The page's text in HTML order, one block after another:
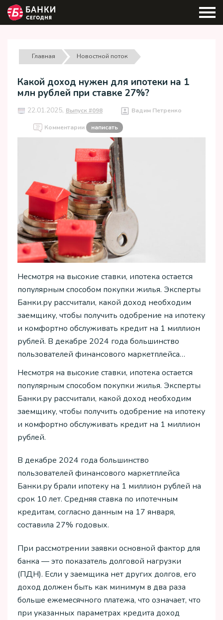
Главная Новостной поток
Какой доход нужен для ипотеки на 1
млн рублей при ставке 27%?
22.01.2025, Выпуск #098 Вадим Петренко
Комментарии написать
Несмотря на высокие ставки, ипотека остается
популярным способом покупки жилья. Эксперты
Банки.ру рассчитали, какой доход необходим
заемщику, чтобы получить одобрение на ипотеку
и комфортно обслуживать кредит на 1 миллион
рублей. В декабре 2024 года большинство
пользователей финансового маркетплейса…
Несмотря на высокие ставки, ипотека остается
популярным способом покупки жилья. Эксперты
Банки.ру рассчитали, какой доход необходим
заемщику, чтобы получить одобрение на ипотеку
и комфортно обслуживать кредит на 1 миллион
рублей.
В декабре 2024 года большинство
пользователей финансового маркетплейса
Банки.ру брали ипотеку на 1 миллион рублей на
срок 10 лет. Средняя ставка по ипотечным
кредитам, согласно данным на 17 января,
составила 27% годовых.
При рассмотрении заявки основной фактор для
банка — это показатель долговой нагрузки
(ПДН). Если у заемщика нет других долгов, его
доход должен быть как минимум в два раза
больше ежемесячного платежа, что означает, что
при указанных параметрах кредита доход